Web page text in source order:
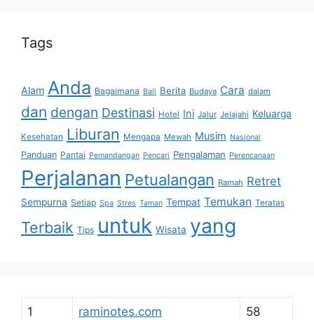
Tags
Alam Anda Bagaimana Bali Berita Budaya Cara dalam
dan dengan Destinasi Hotel Ini Jalur Jelajahi Keluarga
Kesehatan Liburan Mengapa Mewah Musim Nasional
Panduan Pantai Pemandangan Pencari Pengalaman Perencanaan
Perjalanan Petualangan Ramah Retret
Sempurna Setiap Spa Stres Taman Tempat Temukan Teratas
Terbaik Tips untuk Wisata yang
1 raminotes.com 58